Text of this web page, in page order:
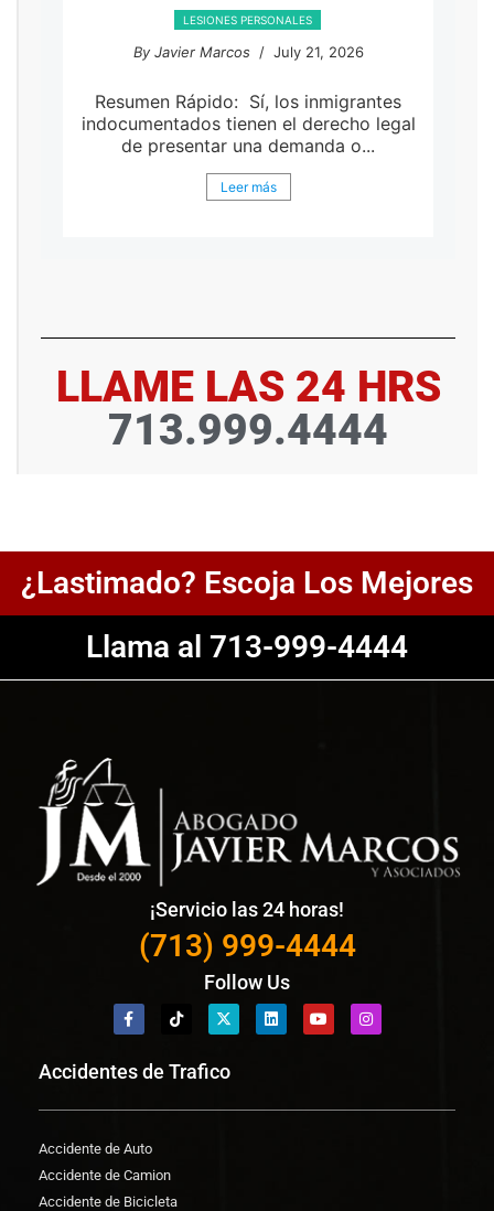
LESIONES PERSONALES
By Javier Marcos/ July 21, 2026
Resumen Rápido: Sí, los inmigrantes
indocumentados tienen el derecho legal
de presentar una demanda o...
Leer más
LLAME LAS 24 HRS
713.999.4444
¿Lastimado? Escoja Los Mejores
Llama al 713-999-4444
¡Servicio las 24 horas!
(713) 999-4444
Follow Us
Accidentes de Trafico
Accidente de Auto
Accidente de Camion
Accidente de Bicicleta